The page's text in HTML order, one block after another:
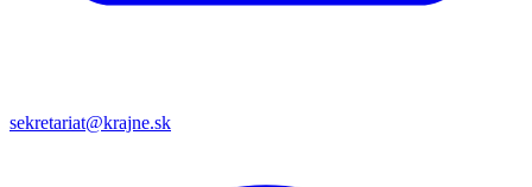
sekretariat@krajne.sk